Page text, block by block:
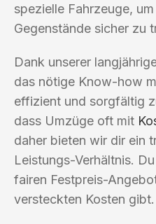
spezielle Fahrzeuge,
Gegenstände sicher zu
Dank unserer
das nötige Know-how
effizient und sorgfältig
dass Umzüge oft mit
daher bieten wir dir ein
Leistungs-Verhältnis.
fairen Festpreis-
versteckten Kosten gibt.